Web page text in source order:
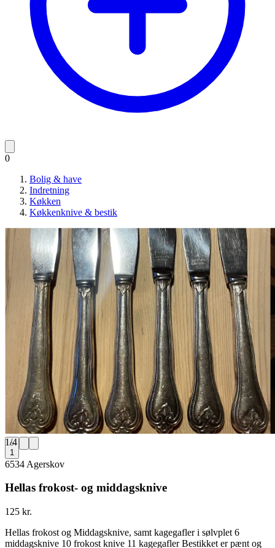
0
Bolig & have
Indretning
Køkken
Køkkenknive & bestik
1/4
1
6534 Agerskov
Hellas frokost- og middagsknive
125 kr.
Hellas frokost og Middagsknive, samt kagegafler i sølvplet 6
middagsknive 10 frokost knive 11 kagegafler Bestikket er pænt og